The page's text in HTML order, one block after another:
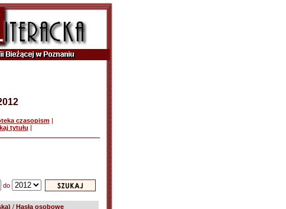
czasopism |
tytułu |
do
/ Hasła osobowe